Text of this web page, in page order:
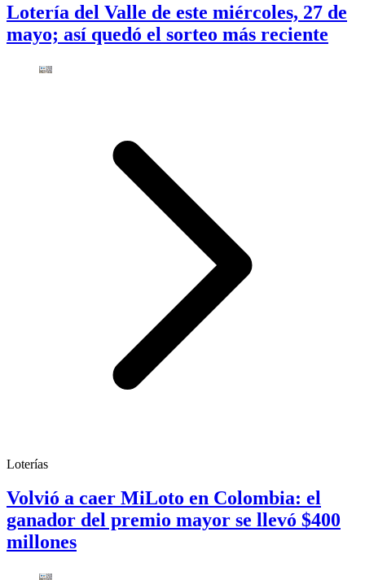
Lotería del Valle de este miércoles, 27 de
mayo; así quedó el sorteo más reciente
Loterías
Volvió a caer MiLoto en Colombia: el
ganador del premio mayor se llevó $400
millones